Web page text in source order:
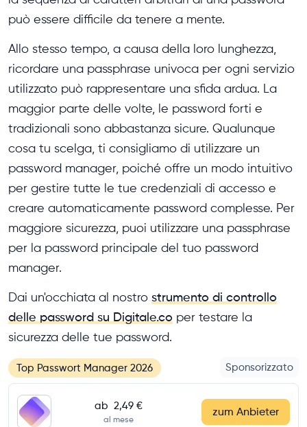
può essere difficile da tenere a mente.
Allo stesso tempo, a causa della loro lunghezza,
ricordare una passphrase univoca per ogni servizio
utilizzato può rappresentare una sfida ardua. La
maggior parte delle volte, le password forti e
tradizionali sono abbastanza sicure. Qualunque
cosa tu scelga, ti consigliamo di utilizzare un
password manager, poiché offre un modo intuitivo
per gestire tutte le tue credenziali di accesso e
creare automaticamente password complesse. Per
maggiore sicurezza, puoi utilizzare una passphrase
per la password principale del tuo password
manager.
Dai un'occhiata al nostro strumento di controllo
delle password su Digitale.co per testare la
sicurezza delle tue password.
Top Passwort Manager 2026 Sponsorizzato
ab 2,49 €
al mese
zum Anbieter